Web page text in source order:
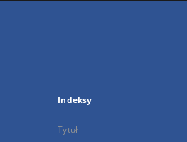
Indeksy
Tytuł